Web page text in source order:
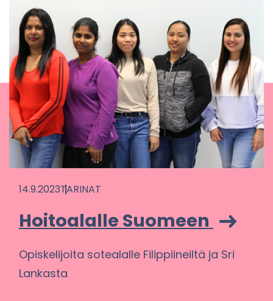
14.9.2023TA­RI­NAT
Hoi­toa­lal­le Suo­meen
Opis­ke­li­joi­ta so­tea­lal­le Fi­lip­pii­neil­tä ja Sri
Lan­kas­ta